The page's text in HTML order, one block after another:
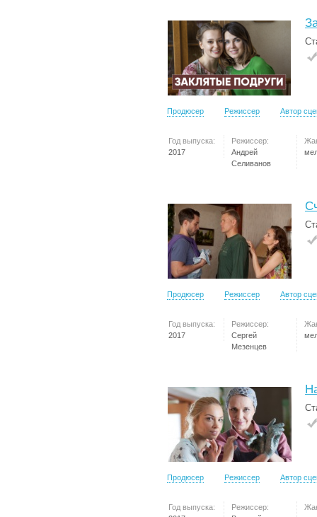
Продюсер Режиссер Автор
Год выпуска:
2017
Режиссер:
Андрей
Селиванов
Продюсер Режиссер Автор
Год выпуска:
2017
Режиссер:
Сергей
Мезенцев
Продюсер Режиссер Автор
Год выпуска:
Режиссер: